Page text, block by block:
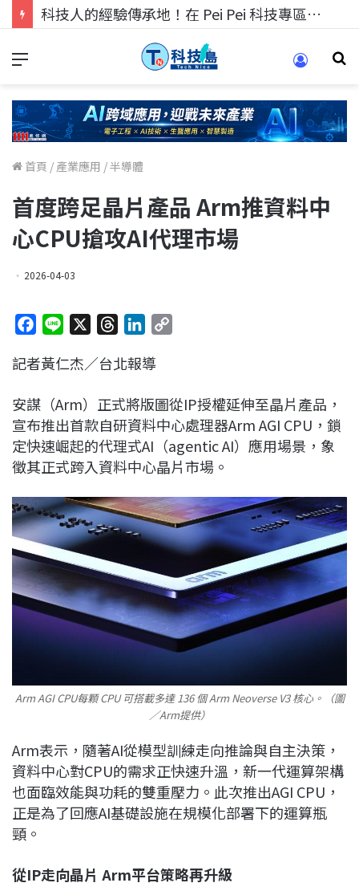
科技人的經驗傳承地！在 Pei Pei 科技專區，與學弟妹交流最硬核的技術
首頁 / 產業應用 /半導體
首度跨足晶片產品 Arm推資料中
心CPU搶攻AI代理市場
2026-04-03
c
b
o
o
k
n
r
a
d
s
n
e
d
I
n
L
i
n
k
記者黃仁杰／台北報導
安謀（Arm） 正式將版圖從IP授權延伸至晶片產品，
宣布推出首款自研資料中心處理器Arm AGI CPU，鎖
定快速崛起的代理式AI（agentic AI）應用場景，象
徵其正式跨入資料中心晶片市場。
Arm AGI CPU每顆 CPU 可搭載多達 136 個 Arm Neoverse V3 核心。（圖
／Arm提供）
Arm表示，隨著AI從模型訓練走向推論與自主決策，
資料中心對CPU的需求正快速升溫，新一代運算架構
也面臨效能與功耗的雙重壓力。此次推出AGI CPU，
正是為了回應AI基礎設施在規模化部署下的運算瓶
頸。
從IP走向晶片 Arm平台策略再升級